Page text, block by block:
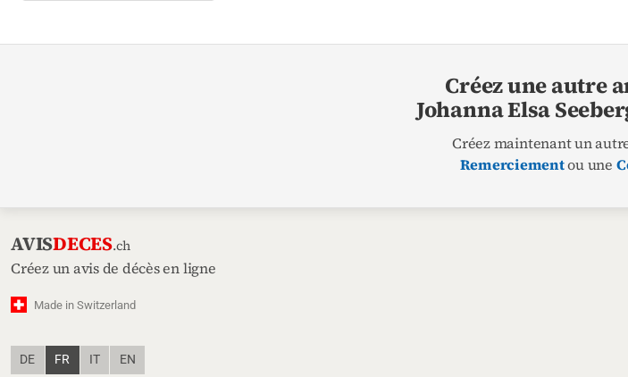
Créez une autre
Johanna Elsa
Créez maintenant un
Remerciementou une
AVISDECES.ch
Créez un avis de décès en ligne
Made in Switzerland
DE FR IT EN